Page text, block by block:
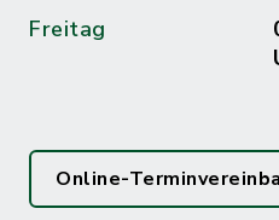
Freitag
Online-